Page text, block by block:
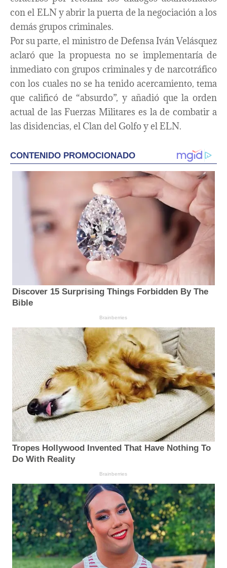
con el ELN y abrir la puerta de la negociación a los
demás grupos criminales.
Por su parte, el ministro de Defensa Iván Velásquez
aclaró que la propuesta no se implementaría de
inmediato con grupos criminales y de narcotráfico
con los cuales no se ha tenido acercamiento, tema
que calificó de “absurdo”, y añadió que la orden
actual de las Fuerzas Militares es la de combatir a
las disidencias, el Clan del Golfo y el ELN.